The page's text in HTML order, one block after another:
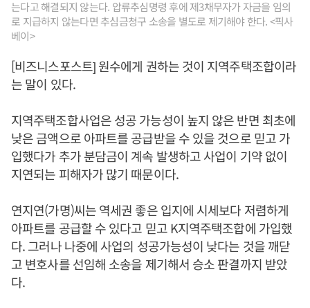
는다고 해결되지 않는다. 압류추심명령 후에 제3채무자가 자금을 임의
로 지급하지 않는다면 추심금청구 소송을 별도로 제기해야 한다. <픽사
베이>
[비즈니스포스트] 원수에게 권하는 것이 지역주택조합이라
는 말이 있다.
지역주택조합사업은 성공 가능성이 높지 않은 반면 최초에
낮은 금액으로 아파트를 공급받을 수 있을 것으로 믿고 가
입했다가 추가 분담금이 계속 발생하고 사업이 기약 없이
지연되는 피해자가 많기 때문이다.
연지연(가명)씨는 역세권 좋은 입지에 시세보다 저렴하게
아파트를 공급할 수 있다고 믿고 K지역주택조합에 가입했
다. 그러나 나중에 사업의 성공가능성이 낮다는 것을 깨닫
고 변호사를 선임해 소송을 제기해서 승소 판결까지 받았
다.